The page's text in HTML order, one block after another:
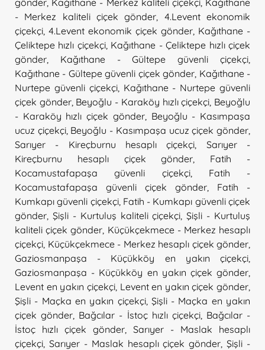
- Merkez kaliteli çiçek gönder
4.Levent ekonomik
çiçekçi 4.Levent ekonomik çiçek gönder Kağıthane -
Çeliktepe hızlı çiçekçi, Kağıthane - Çeliktepe hızlı çiçek
gönder
Kağıthane - Gültepe güvenli çiçekçi
Kağıthane - Gültepe güvenli çiçek gönder Kağıthane -
Nurtepe güvenli çiçekçi, Kağıthane - Nurtepe güvenli
çiçek gönder, Beyoğlu - Karaköy hızlı çiçekçi Beyoğlu
- Karaköy hızlı çiçek gönder, Beyoğlu - Kasımpaşa
ucuz çiçekçi, Beyoğlu - Kasımpaşa ucuz çiçek gönder
Sarıyer - Kireçburnu hesaplı çiçekçi
Sarıyer -
Kireçburnu hesaplı çiçek gönder
Fatih -
Kocamustafapaşa güvenli çiçekçi, Fatih -
Kocamustafapaşa güvenli çiçek gönder
Fatih -
Kumkapı güvenli çiçekçi, Fatih - Kumkapı güvenli çiçek
gönder Şişli - Kurtuluş kaliteli çiçekçi ,Şişli - Kurtuluş
kaliteli çiçek gönder Küçükçekmece - Merkez hesaplı
çiçekçi Küçükçekmece - Merkez hesaplı çiçek gönder
Gaziosmanpaşa - Küçükköy en yakın çiçekçi
Gaziosmanpaşa - Küçükköy en yakın çiçek gönder
Levent en yakın çiçekçi, Levent en yakın çiçek gönder
Şişli - Maçka en yakın çiçekçi, Şişli - Maçka en yakın
çiçek gönder Bağcılar - İstoç hızlı çiçekçi, Bağcılar -
İstoç hızlı çiçek gönder
Sarıyer - Maslak hesaplı
çiçekçi Sarıyer - Maslak hesaplı çiçek gönder ,Şişli -